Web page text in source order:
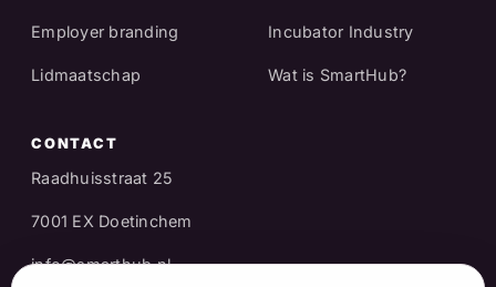
Employer branding
Lidmaatschap
Incubator Industry
Wat is SmartHub?
CONTACT
Raadhuisstraat 25
7001 EX Doetinchem
info@smarthub.nl